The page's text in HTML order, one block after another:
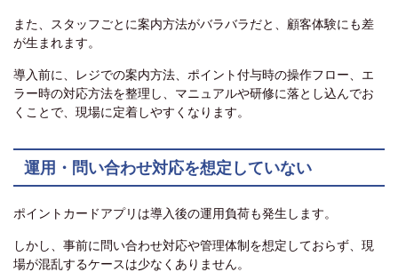
また、スタッフごとに案内方法がバラバラだと、顧客体験にも差
が生まれます。
導入前に、レジでの案内方法、ポイント付与時の操作フロー、エ
ラー時の対応方法を整理し、マニュアルや研修に落とし込んでお
くことで、現場に定着しやすくなります。
運用・問い合わせ対応を想定していない
ポイントカードアプリは導入後の運用負荷も発生します。
しかし、事前に問い合わせ対応や管理体制を想定しておらず、現
場が混乱するケースは少なくありません。